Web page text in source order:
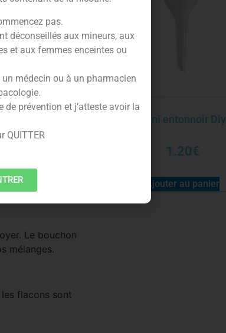
précis des
précision.
la
altération de
Le bouchon
mélanges.
flacons sont
Mini entonnoir Diy
1.20€
Ajouter au panier
pas.
déconseillés aux mineurs, aux
et aux femmes enceintes ou
médecin ou à un pharmacien
prévention et j’atteste avoir la
QUITTER